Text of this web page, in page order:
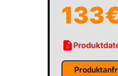
133
description